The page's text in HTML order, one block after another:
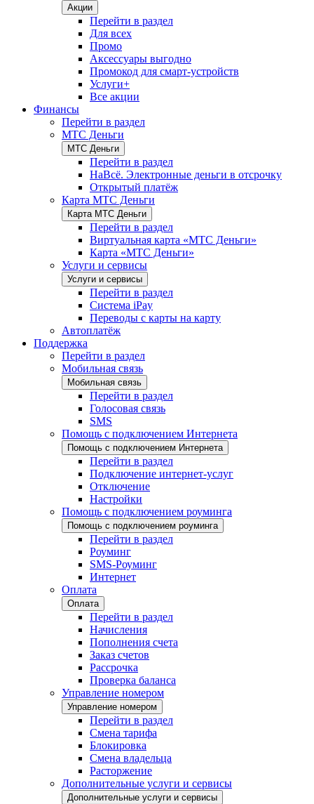
Акции
Перейти в раздел
Для всех
Промо
Аксессуары выгодно
Промокод для смарт-устройств
Услуги+
Все акции
Финансы
Перейти в раздел
МТС Деньги
МТС Деньги
Перейти в раздел
НаВсё. Электронные деньги в отсрочку
Открытый платёж
Карта МТС Деньги
Карта МТС Деньги
Перейти в раздел
Виртуальная карта «МТС Деньги»
Карта «МТС Деньги»
Услуги и сервисы
Услуги и сервисы
Перейти в раздел
Система iPay
Переводы с карты на карту
Автоплатёж
Поддержка
Перейти в раздел
Мобильная связь
Мобильная связь
Перейти в раздел
Голосовая связь
SMS
Помощь с подключением Интернета
Помощь с подключением Интернета
Перейти в раздел
Подключение интернет-услуг
Отключение
Настройки
Помощь с подключением роуминга
Помощь с подключением роуминга
Перейти в раздел
Роуминг
SMS-Роуминг
Интернет
Оплата
Оплата
Перейти в раздел
Начисления
Пополнения счета
Заказ счетов
Рассрочка
Проверка баланса
Управление номером
Управление номером
Перейти в раздел
Смена тарифа
Блокировка
Смена владельца
Расторжение
Дополнительные услуги и сервисы
Дополнительные услуги и сервисы